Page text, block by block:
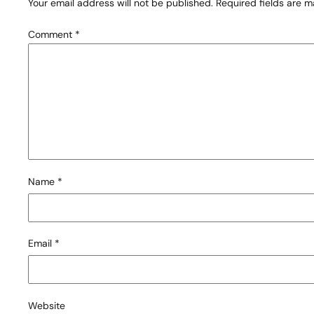
Your email address will not be published. Required fields are
Comment *
Name *
Email *
Website